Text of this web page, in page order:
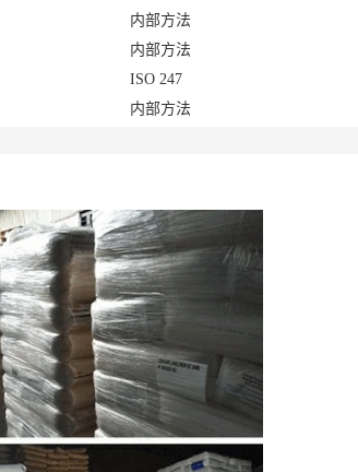
内部方法
内部方法
ISO 247
内部方法